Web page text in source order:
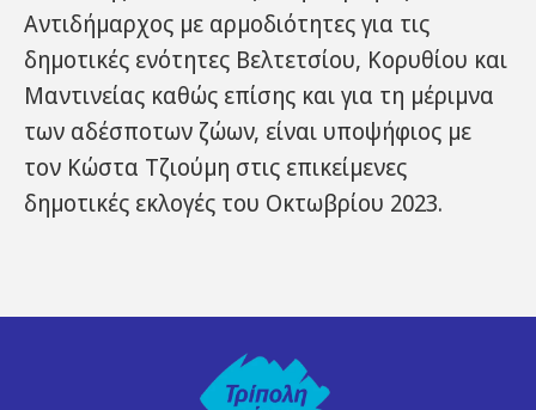
Αντιδήμαρχος με αρμοδιότητες για τις
δημοτικές ενότητες Βελτετσίου, Κορυθίου και
Μαντινείας καθώς επίσης και για τη μέριμνα
των αδέσποτων ζώων, είναι υποψήφιος με
τον Κώστα Τζιούμη στις επικείμενες
δημοτικές εκλογές του Οκτωβρίου 2023.